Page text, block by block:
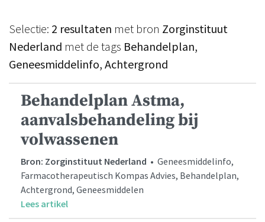
Selectie: 2 resultaten met bron Zorginstituut
Nederland met de tags Behandelplan,
Geneesmiddelinfo, Achtergrond
Behandelplan Astma,
aanvalsbehandeling bij
volwassenen
Bron: Zorginstituut Nederland • Geneesmiddelinfo,
Farmacotherapeutisch Kompas Advies, Behandelplan,
Achtergrond, Geneesmiddelen
Lees artikel